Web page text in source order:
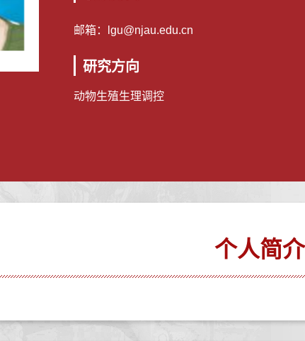
邮箱： lgu@njau.edu.cn
研究方向
动物生殖生理调控
个人简介